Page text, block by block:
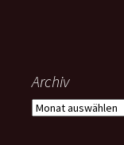
Archiv
Archiv